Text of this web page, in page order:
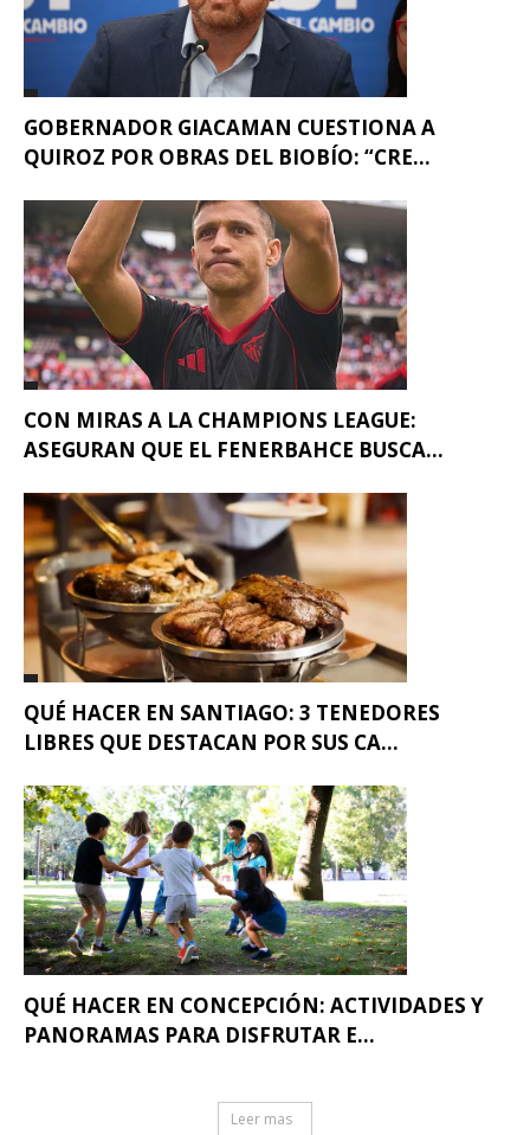
GOBERNADOR GIACAMAN CUESTIONA A
QUIROZ POR OBRAS DEL BIOBÍO: “CRE...
CON MIRAS A LA CHAMPIONS LEAGUE:
ASEGURAN QUE EL FENERBAHCE BUSCA...
QUÉ HACER EN SANTIAGO: 3 TENEDORES
LIBRES QUE DESTACAN POR SUS CA...
QUÉ HACER EN CONCEPCIÓN: ACTIVIDADES Y
PANORAMAS PARA DISFRUTAR E...
Leer mas